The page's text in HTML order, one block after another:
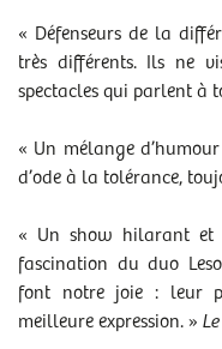
« Défenseurs de la
très différents. Ils ne
spectacles qui parlent à
« Un mélange
d’ode à la tolérance,
« Un show hilarant et
fascination du duo
font notre joie : leur
meilleure expression. »